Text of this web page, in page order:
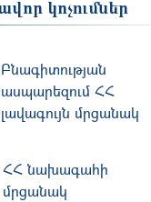
կոչումներ
Բնագիտության
ասպարեզում ՀՀ
լավագույն մրցանակ
ՀՀ նախագահի
մրցանակ